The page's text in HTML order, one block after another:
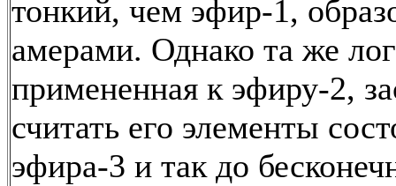
тонкий, чем эфир-1,
амерами. Однако та же
примененная к эфиру-2,
считать его элементы
эфира-3 и так до